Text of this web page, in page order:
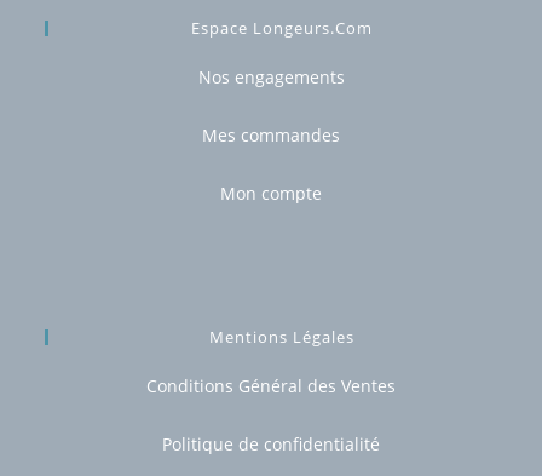
Espace Longeurs.com
Nos engagements
Mes commandes
Mon compte
Mentions Légales
Conditions Général des Ventes
Politique de confidentialité